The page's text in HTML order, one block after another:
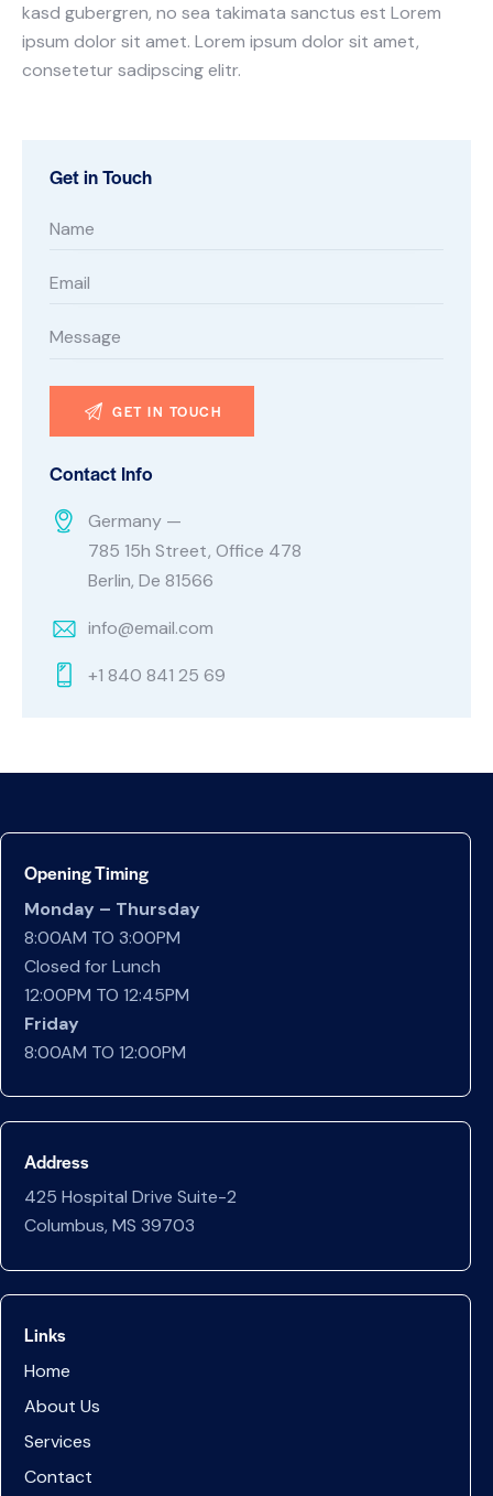
kasd gubergren, no sea takimata sanctus est Lorem
ipsum dolor sit amet. Lorem ipsum dolor sit amet,
consetetur sadipscing elitr.
Get in Touch
Contact Info
Germany —
785 15h Street, Office 478
Berlin, De 81566
info@email.com
+1 840 841 25 69
Opening Timing
Monday – Thursday
8:00AM TO 3:00PM
Closed for Lunch
12:00PM TO 12:45PM
Friday
8:00AM TO 12:00PM
Address
425 Hospital Drive Suite-2
Columbus, MS 39703
Links
Home
About Us
Services
Contact